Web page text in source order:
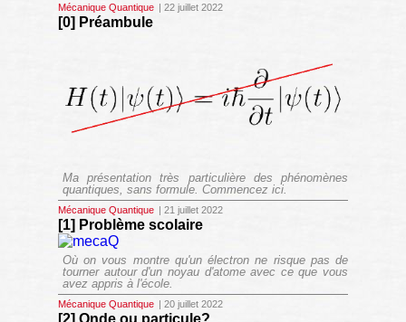
Mécanique Quantique | 22 juillet 2022
[0] Préambule
Ma présentation très particulière des phénomènes
quantiques, sans formule. Commencez ici.
Mécanique Quantique | 21 juillet 2022
[1] Problème scolaire
Où on vous montre qu'un électron ne risque pas de
tourner autour d'un noyau d'atome avec ce que vous
avez appris à l'école.
Mécanique Quantique | 20 juillet 2022